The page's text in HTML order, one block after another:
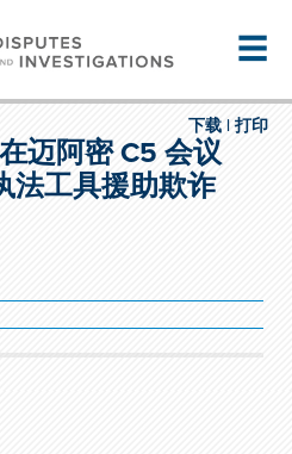
☰
打印
下载 |
迈阿密 C5 会议
法工具援助欺诈